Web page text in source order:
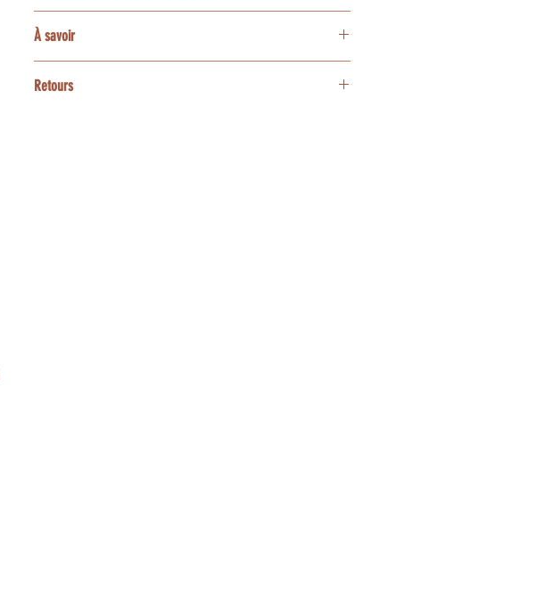
demande particulière, contactez-moi afin d’étudier
ensemble les possibilités.
Une option express peut être envisagée selon les
contactez-moi avant de commander.
accessoires assortis : noeuds papillon adulte, ado,
enfant ou bébé, pochettes, boutons de manchette,
bracelets, barrettes, bandeaux ou accessoires pour
À savoir
écrans.
Retours